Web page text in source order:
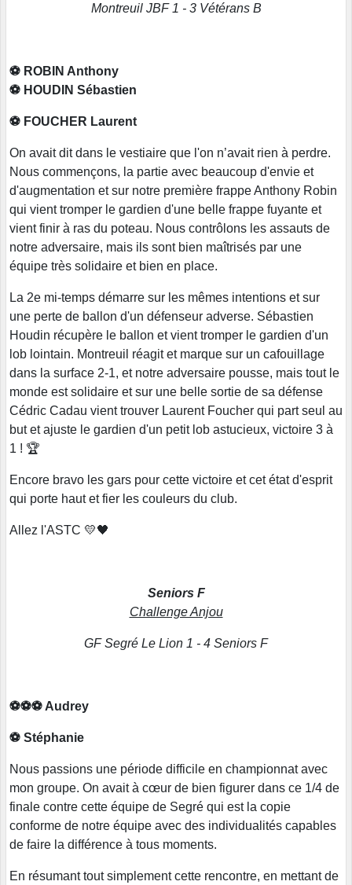
Montreuil JBF 1 - 3 Vétérans B
⚽️ ROBIN Anthony
⚽️ HOUDIN Sébastien
⚽️ FOUCHER Laurent
On avait dit dans le vestiaire que l'on n’avait rien à perdre.
Nous commençons, la partie avec beaucoup d'envie et
d'augmentation et sur notre première frappe Anthony Robin
qui vient tromper le gardien d'une belle frappe fuyante et
vient finir à ras du poteau. Nous contrôlons les assauts de
notre adversaire, mais ils sont bien maîtrisés par une
équipe très solidaire et bien en place.
La 2e mi-temps démarre sur les mêmes intentions et sur
une perte de ballon d'un défenseur adverse. Sébastien
Houdin récupère le ballon et vient tromper le gardien d'un
lob lointain. Montreuil réagit et marque sur un cafouillage
dans la surface 2-1, et notre adversaire pousse, mais tout le
monde est solidaire et sur une belle sortie de sa défense
Cédric Cadau vient trouver Laurent Foucher qui part seul au
but et ajuste le gardien d'un petit lob astucieux, victoire 3 à
1 ! 🏆
Encore bravo les gars pour cette victoire et cet état d'esprit
qui porte haut et fier les couleurs du club.
Allez l'ASTC 💛🖤
Seniors F
Challenge Anjou
GF Segré Le Lion 1 - 4 Seniors F
⚽⚽⚽ Audrey
⚽ Stéphanie
Nous passions une période difficile en championnat avec
mon groupe. On avait à cœur de bien figurer dans ce 1/4 de
finale contre cette équipe de Segré qui est la copie
conforme de notre équipe avec des individualités capables
de faire la différence à tous moments.
En résumant tout simplement cette rencontre, en mettant de